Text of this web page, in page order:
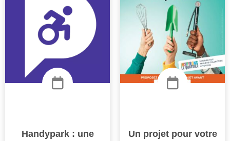
Handypark : une
Un projet pour votre